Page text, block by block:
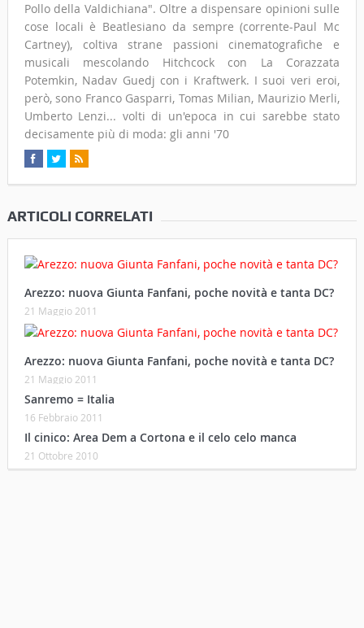
Pollo della Valdichiana". Oltre a dispensare opinioni sulle
cose locali è Beatlesiano da sempre (corrente-Paul Mc
Cartney), coltiva strane passioni cinematografiche e
musicali mescolando Hitchcock con La Corazzata
Potemkin, Nadav Guedj con i Kraftwerk. I suoi veri eroi,
però, sono Franco Gasparri, Tomas Milian, Maurizio Merli,
Umberto Lenzi... volti di un'epoca in cui sarebbe stato
decisamente più di moda: gli anni '70
ARTICOLI CORRELATI
Arezzo: nuova Giunta Fanfani, poche novità e tanta DC?
21 Maggio 2011
Arezzo: nuova Giunta Fanfani, poche novità e tanta DC?
21 Maggio 2011
Sanremo = Italia
16 Febbraio 2011
Il cinico: Area Dem a Cortona e il celo celo manca
21 Ottobre 2010